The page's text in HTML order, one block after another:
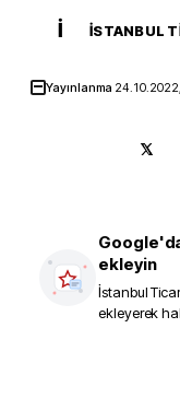
İ İSTANBUL
Yayınlanma
ekleyin
İstanbul
ekleyerek